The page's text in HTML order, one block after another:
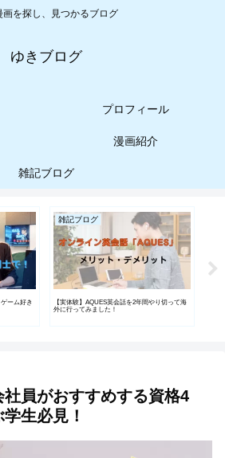
画を探し、見つかるブログ
ゆきブログ
プロフィール
漫画紹介
雑記ブログ
ーム好き
雑記ブログ
【実体験】AQUES英会話を2年間やり切って海
外に行ってみました！
員がおすすめする資格4
生必見！